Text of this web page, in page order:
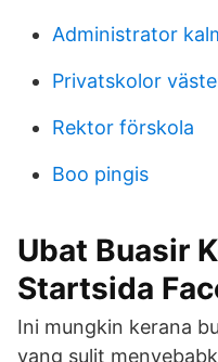
Administrator
Privatskolor
Rektor förskola
Boo pingis
Ubat Buasir
Startsida
Ini mungkin kerana
yang sulit